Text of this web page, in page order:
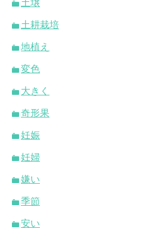
土壌
土耕栽培
地植え
変色
大きく
奇形果
妊娠
妊婦
嫌い
季節
安い